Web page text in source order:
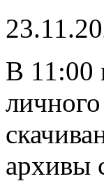
В 11:00
архивы